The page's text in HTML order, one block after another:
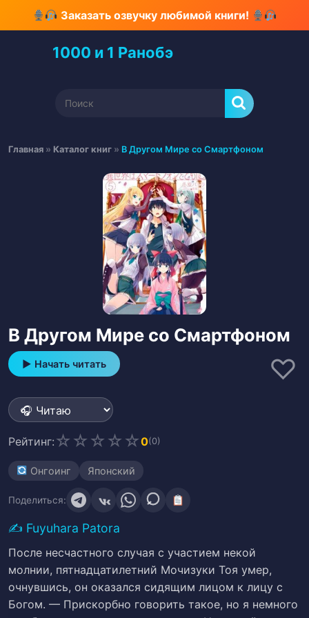
Перейти
Заказать озвучку любимой книги!
1000 и 1 Ранобэ
Найти:
Главная » Каталог книг » В Другом Мире со Смартфоном
В Другом Мире со Смартфоном
▶ Начать читать ♡
Рейтинг: ☆ ☆ ☆ ☆ ☆0(0)
Онгоинг Японский
Поделиться:
✍️ Fuyuhara Patora
После несчастного случая с участием некой
молнии, пятнадцатилетний Мочизуки Тоя умер,
очнувшись, он оказался сидящим лицом к лицу с
Богом. — Прискорбно говорить такое, но я немного